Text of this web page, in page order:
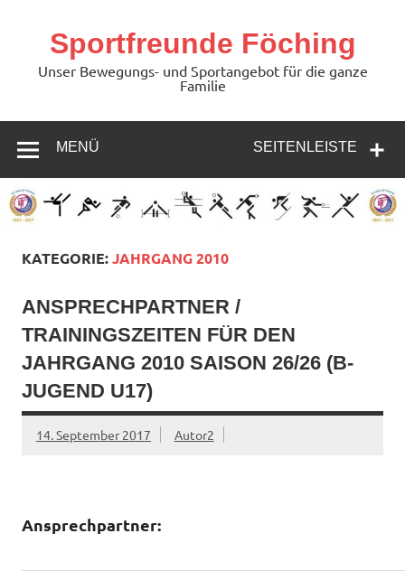
springenSportfreunde Föching
Unser Bewegungs- und Sportangebot für die ganze
Familie
SEITENLEISTE
MENÜ
KATEGORIE:JAHRGANG 2010
ANSPRECHPARTNER /
TRAININGSZEITEN FÜR DEN
JAHRGANG 2010 SAISON 26/26 (B-
JUGEND U17)
14. September 2017 Autor2
Ansprechpartner: